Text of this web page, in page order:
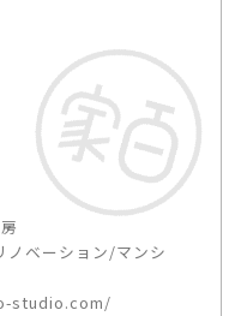
ベーション/マンシ
studio.com/